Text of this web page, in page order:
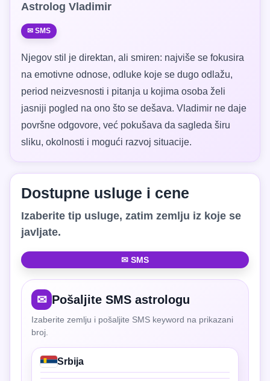
Astrolog Vladimir
✉ SMS
Njegov stil je direktan, ali smiren: najviše se fokusira
na emotivne odnose, odluke koje se dugo odlažu,
period neizvesnosti i pitanja u kojima osoba želi
jasniji pogled na ono što se dešava. Vladimir ne daje
površne odgovore, već pokušava da sagleda širu
sliku, okolnosti i mogući razvoj situacije.
Dostupne usluge i cene
Izaberite tip usluge, zatim zemlju iz koje se
javljate.
✉ SMS
✉ Pošaljite SMS astrologu
Izaberite zemlju i pošaljite SMS keyword na prikazani
broj.
Srbija